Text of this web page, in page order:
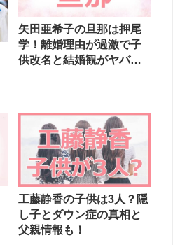
矢田亜希子の旦那は押尾
学！離婚理由が過激で子
供改名と結婚観がヤバ
工藤静香の子供は3人？隠
し子とダウン症の真相と
父親情報も！